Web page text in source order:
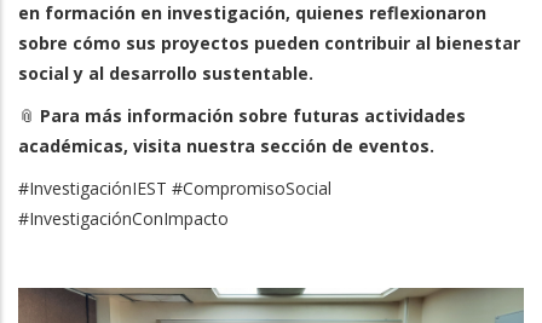
en formación en investigación, quienes reflexionaron
sobre cómo sus proyectos pueden contribuir al bienestar
social y al desarrollo sustentable.
📎 Para más información sobre futuras actividades
académicas, visita nuestra sección de eventos.
#InvestigaciónIEST #CompromisoSocial
#InvestigaciónConImpacto